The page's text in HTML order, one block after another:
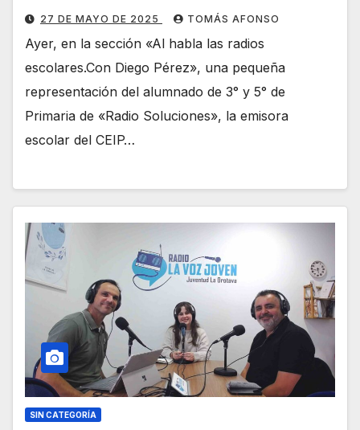
27 DE MAYO DE 2025 TOMÁS AFONSO
Ayer, en la sección «Al habla las radios
escolares.Con Diego Pérez», una pequeña
representación del alumnado de 3° y 5° de
Primaria de «Radio Soluciones», la emisora
escolar del CEIP…
SIN CATEGORÍA